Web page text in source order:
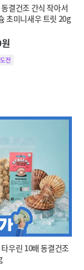
결건조 간식 작아서
초미니새우 트릿 20g
전
우린 10배 동결건조